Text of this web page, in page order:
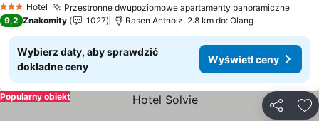
3 Kategoria
Hotel Przestronne dwupoziomowe apartamenty panoramiczne
9,2 Znakomity 1027 Rasen Antholz, 2.8 km do: Olang
Wybierz daty, aby sprawdzić
dokładne ceny
Wyświetl ceny
Popularny obiekt